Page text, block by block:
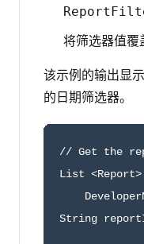
将筛选器值覆
该示例的输出显
的日期筛选器。
// Get the
List <Report>
String